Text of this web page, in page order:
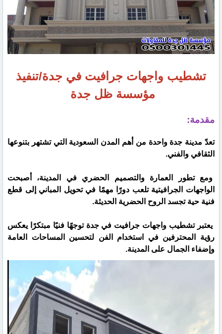
تشطيب واجهات جرافيت في جدة/تنفيذ
مؤسسة ظل جدة
مقدمة:
تعدّ مدينة جدة واحدة من أهم المدن السعودية التي تشتهر بتنوعها
الثقافي والفني.
ومع تطور العمارة والتصميم الحضري في المدينة، أصبحت
الواجهات الجرافيتية تلعب دورًا مهمًا في تحويل المباني إلى قطع
فنية حية تجسد الروح الحضرية الحديثة.
يعتبر تشطيب واجهات جرافيت في جدة توجهًا فنيًا مبتكرًا يعكس
رؤية المحترفين في استخدام الفن لتحسين المساحات العامة
وإضفاء الجمال على المدينة.